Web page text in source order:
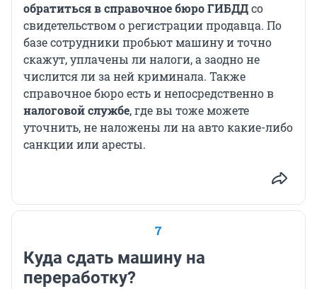
обратиться в справочное бюро ГИБДДсо
свидетельством о регистрации продавца. По
базе сотрудники пробьют машину и точно
скажут, уплачены ли налоги, а заодно не
числится ли за ней криминала. Также
справочное бюро есть и непосредственно в
налоговой службе, где вы тоже можете
уточнить, не наложены ли на авто какие-либо
санкции или аресты.
7
Куда сдать машину на
переработку?